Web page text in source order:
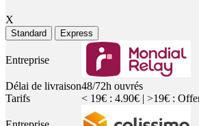
X
Standard Express
Entreprise
Délai de livraison48/72h ouvrés
Tarifs
< 19€ : 4.90€ | >19€ :